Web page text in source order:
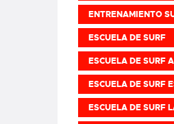
ENTRENAMIENTO
ESCUELA DE SURF
ESCUELA DE SURF
ESCUELA DE SURF
ESCUELA DE SURF